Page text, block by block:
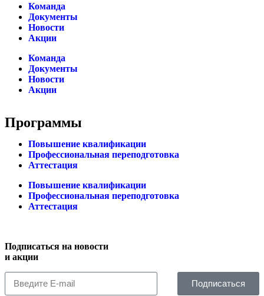
Команда
Документы
Новости
Акции
Команда
Документы
Новости
Акции
Программы
Повышение квалификации
Профессиональная переподготовка
Аттестация
Повышение квалификации
Профессиональная переподготовка
Аттестация
Подписаться на новости
и акции
Подписаться